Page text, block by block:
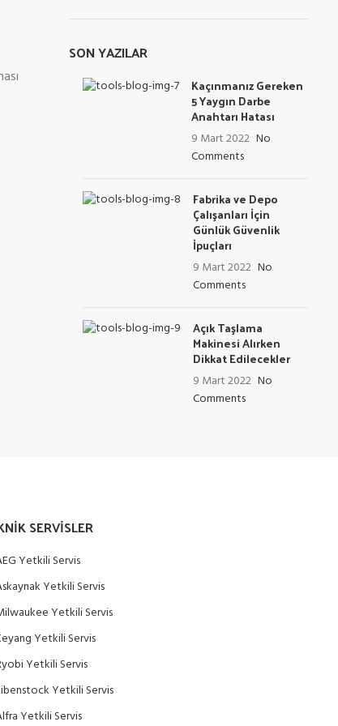
SON YAZILAR
Kaçınmanız Gereken
5 Yaygın Darbe
Anahtarı Hatası
9 Mart 2022 No
Comments
Fabrika ve Depo
Çalışanları İçin
Günlük Güvenlik
İpuçları
9 Mart 2022 No
Comments
Açık Taşlama
Makinesi Alırken
Dikkat Edilecekler
9 Mart 2022 No
Comments
SERVISLER
Yetkili Servis
Yetkili Servis
Yetkili Servis
Yetkili Servis
Yetkili Servis
Yetkili Servis
Yetkili Servis